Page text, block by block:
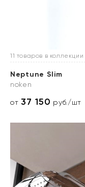
11 товаров в коллекции
Neptune Slim
noken
от37 150 руб./шт